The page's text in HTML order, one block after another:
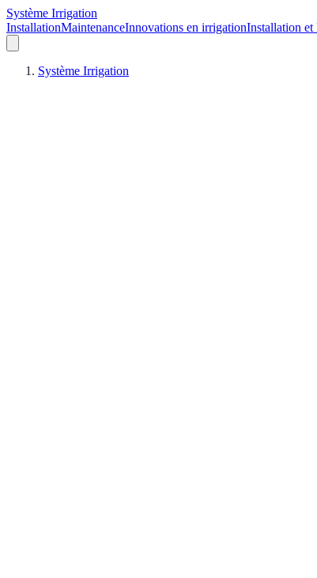
Système Irrigation
InstallationMaintenanceInnovations en irrigationInstallation et
Système Irrigation